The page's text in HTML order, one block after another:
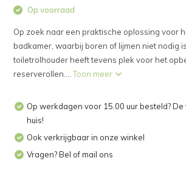
Op voorraad
Op zoek naar een praktische oplossing voor
badkamer, waarbij boren of lijmen niet nodig
toiletrolhouder heeft tevens plek voor het
reserverollen....Toon meer
Op werkdagen voor 15.00 uur besteld?
huis!
Ook verkrijgbaar in onze winkel
Vragen? Bel of mail ons